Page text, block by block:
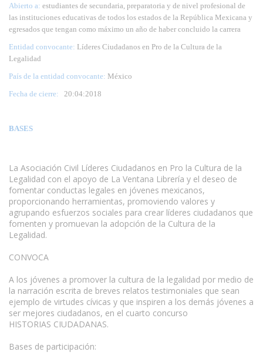
Abierto a: estudiantes de secundaria, preparatoria y de nivel profesional de
las instituciones educativas de todos los estados de la República Mexicana y
egresados que tengan como máximo un año de haber concluido la carrera
Entidad convocante: Líderes Ciudadanos en Pro de la Cultura de la
Legalidad
País de la entidad convocante: México
Fecha de cierre: 20:04:2018
BASES
La Asociación Civil Líderes Ciudadanos en Pro la Cultura de la
Legalidad con el apoyo de La Ventana Librería y el deseo de
fomentar conductas legales en jóvenes mexicanos,
proporcionando herramientas, promoviendo valores y
agrupando esfuerzos sociales para crear líderes ciudadanos que
fomenten y promuevan la adopción de la Cultura de la
Legalidad.
CONVOCA
A los jóvenes a promover la cultura de la legalidad por medio de
la narración escrita de breves relatos testimoniales que sean
ejemplo de virtudes cívicas y que inspiren a los demás jóvenes a
ser mejores ciudadanos, en el cuarto concurso
HISTORIAS CIUDADANAS.
Bases de participación: